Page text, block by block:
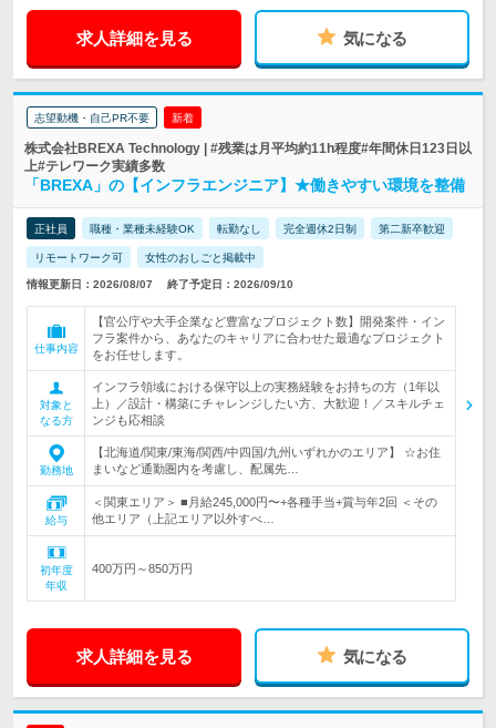
求人詳細を見る 気になる
志望動機・自己PR不要 新着
株式会社BREXA Technology | #残業は月平均約11h程度#年間休日123日以
上#テレワーク実績多数
「BREXA」の【インフラエンジニア】★働きやすい環境を整備
正社員 職種・業種未経験OK 転勤なし 完全週休2日制 第二新卒歓迎
リモートワーク可 女性のおしごと掲載中
情報更新日：2026/08/07 終了予定日：2026/09/10
仕事内容
【官公庁や大手企業など豊富なプロジェクト数】開発案件・イン
フラ案件から、あなたのキャリアに合わせた最適なプロジェクト
をお任せします。
対象と
なる方
インフラ領域における保守以上の実務経験をお持ちの方（1年以
上）／設計・構築にチャレンジしたい方、大歓迎！／スキルチェ
ンジも応相談
勤務地
【北海道/関東/東海/関西/中四国/九州いずれかのエリア】 ☆お住
まいなど通勤圏内を考慮し、配属先…
給与
＜関東エリア＞ ■月給245,000円〜+各種手当+賞与年2回 ＜その
他エリア（上記エリア以外すべ…
初年度
年収
400万円～850万円
求人詳細を見る 気になる